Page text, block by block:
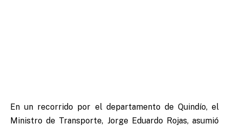
En un recorrido por el departamento de Quindío, el
Ministro de Transporte, Jorge Eduardo Rojas, asumió